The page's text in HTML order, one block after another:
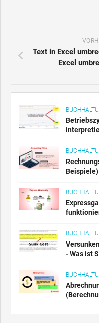
Text in Excel
Excel
- Was ist